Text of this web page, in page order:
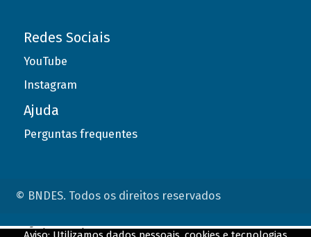
Redes Sociais
YouTube
Instagram
Ajuda
Perguntas frequentes
© BNDES. Todos os direitos reservados
ConteÃºdo complementar